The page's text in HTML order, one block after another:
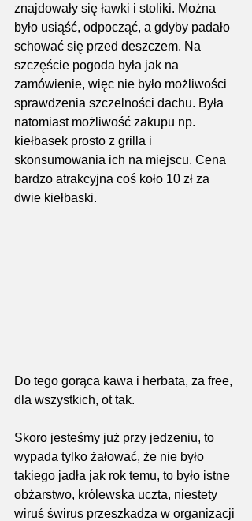
znajdowały się ławki i stoliki. Można
było usiąść, odpocząć, a gdyby padało
schować się przed deszczem. Na
szczęście pogoda była jak na
zamówienie, więc nie było możliwości
sprawdzenia szczelności dachu. Była
natomiast możliwość zakupu np.
kiełbasek prosto z grilla i
skonsumowania ich na miejscu. Cena
bardzo atrakcyjna coś koło 10 zł za
dwie kiełbaski.
Do tego gorąca kawa i herbata, za free,
dla wszystkich, ot tak.
Skoro jesteśmy już przy jedzeniu, to
wypada tylko żałować, że nie było
takiego jadła jak rok temu, to było istne
obżarstwo, królewska uczta, niestety
wiruś świrus przeszkadza w organizacji